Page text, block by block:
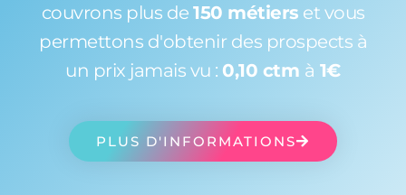
couvrons plus de 150 métiers et vous
permettons d'obtenir des prospects à
un prix jamais vu : 0,10 ctm à 1€
PLUS D'INFORMATIONS